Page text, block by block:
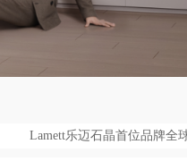
Lamett乐迈石晶首位品牌全